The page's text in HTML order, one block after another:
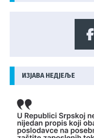
ИЗЈАВА НЕДЈЕЉЕ